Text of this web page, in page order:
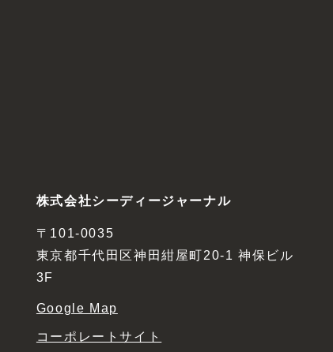
株式会社シーディージャーナル
〒101-0035
東京都千代田区神田紺屋町20-1 神保ビル
3F
Google Map
コーポレートサイト